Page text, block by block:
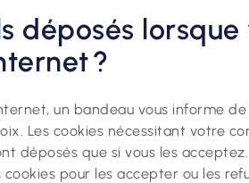
déposés lorsque
?
un bandeau vous informe
Les cookies nécessitant votre
déposés que si vous les
pour les accepter ou les